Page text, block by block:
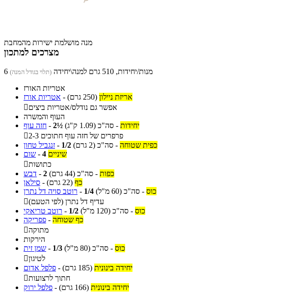
מנה מושלמת ישירות מהמחבת
מצרכים למתכון
6 מנות/יחידות, 510 גרם למנה\יחידה (תלוי בגודל המנה)
אטריות האורז
אטריות אורז - אריזת ניילון (250 גרם)
אפשר גם נודלס/אטריות ביצים
העוף והמשרה
חזה עוף - 2½ יחידות - סה"כ (1.09 ק"ג)

2-3 פרפרים של חזה עוף חתוכים
זנגביל טחון - 1/2 כפית שטוחה - סה"כ (2 גרם)
שום - 4 שיניים
כתושות
דבש - 2 כפות - סה"כ (44 גרם)
סילאן - כף (22 גרם)
רוטב סויה דל נתרן - 1/4 כוס - סה"כ (60 מ"ל)
עדיף דל נתרן (לפי הטעם)
רוטב טריאקי - 1/2 כוס - סה"כ (120 מ"ל)
פפריקה - כף שטוחה
מתוקה
הירקות
שמן זית - 1/3 כוס - סה"כ (80 מ"ל)
לטיגון
פלפל אדום - יחידה בינונית (185 גרם)
חתוך לרצועות
פלפל ירוק - יחידה בינונית (166 גרם)